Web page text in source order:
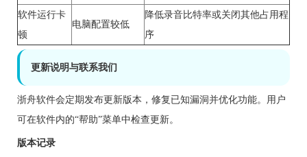
软件运行卡
顿
电脑配置较低
降低录音比特率或关闭其他占用程
序
更新说明与联系我们
浙舟软件会定期发布更新版本，修复已知漏洞并优化功能。用户
可在软件内的“帮助”菜单中检查更新。
版本记录